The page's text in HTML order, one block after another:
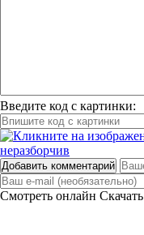
Введите код с картинки:
Добавить комментарий
Смотреть онлайн Скачать